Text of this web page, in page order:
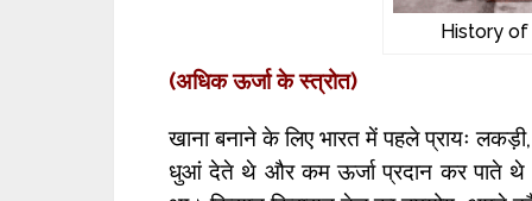
History of
(अधिक ऊर्जा के स्त्रोत)
खाना बनाने के लिए भारत में पहले प्रायः
धुआं देते थे और कम ऊर्जा प्रदान कर पाते